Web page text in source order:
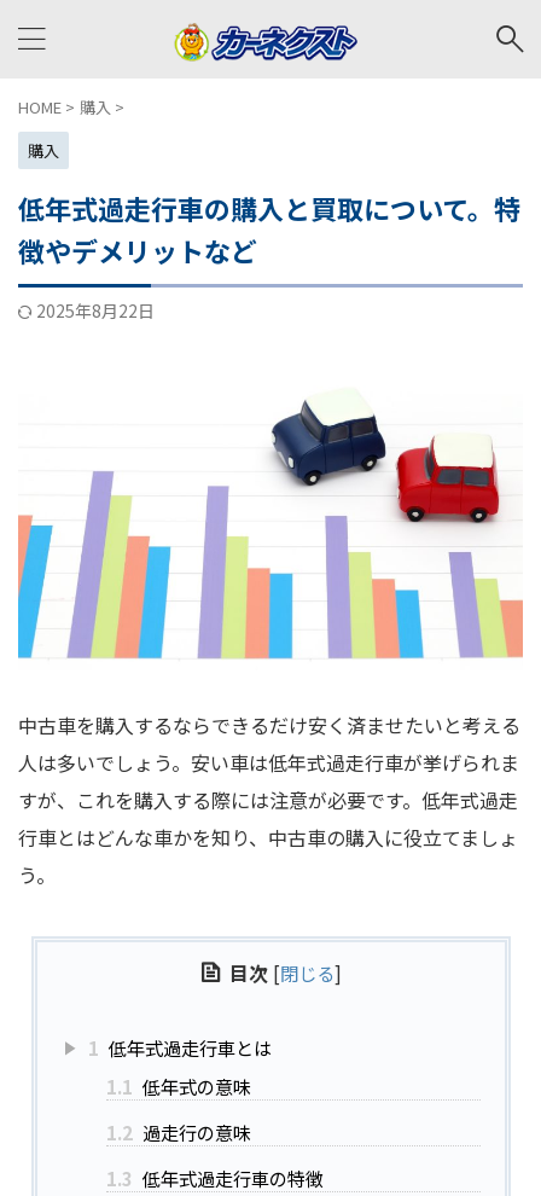
HOME > 購入 >
購入
低年式過走行車の購入と買取について。特
徴やデメリットなど
2025年8月22日
中古車を購入するならできるだけ安く済ませたいと考える
人は多いでしょう。安い車は低年式過走行車が挙げられま
すが、これを購入する際には注意が必要です。低年式過走
行車とはどんな車かを知り、中古車の購入に役立てましょ
う。
目次 [閉じる]
1 低年式過走行車とは
1.1 低年式の意味
1.2 過走行の意味
1.3 低年式過走行車の特徴